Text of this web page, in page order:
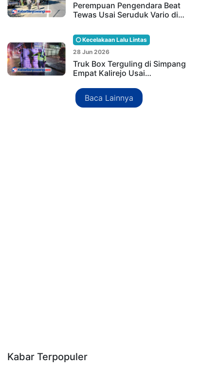
Perempuan Pengendara Beat
Tewas Usai Seruduk Vario di…
Kecelakaan Lalu Lintas
28 Jun 2026
Truk Box Terguling di Simpang
Empat Kalirejo Usai…
Baca Lainnya
Kabar Terpopuler